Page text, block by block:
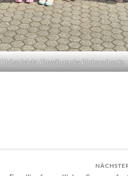
bei der Einweihung des Bücherschranks